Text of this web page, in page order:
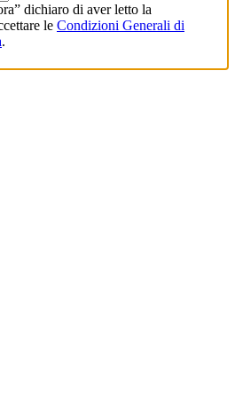
dichiaro di aver letto la
le Condizioni Generali di
.